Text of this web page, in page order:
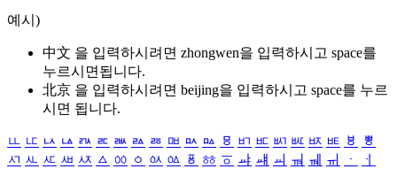
예시)
中文 을 입력하시려면 zhongwen을 입력하시고 space를
누르시면됩니다.
北京 을 입력하시려면 beijing을 입력하시고 space를 누르
시면 됩니다.
ㅥ ㅦ ㅧ ㅨ ㅩ ㅪ ㅫ ㅬ ㅭ ㅮ ㅯ ㅰ ㅱ ㅲ ㅳ ㅴ ㅵ ㅶ ㅷ ㅸ
ㅹ
ㅺ ㅻ ㅼ ㅽ ㅾ ㅿ ㆀ ㆁ ㆂ ㆃ ㆄ ㆅ ㆆ ㆇ ㆈ ㆉ ㆊ ㆋ ㆌ ㆍ
ㆎ